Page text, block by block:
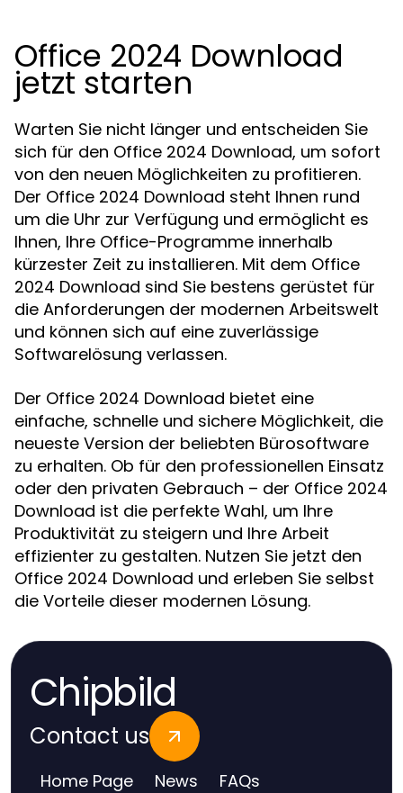
Office 2024 Download
jetzt starten
Warten Sie nicht länger und entscheiden Sie
sich für den Office 2024 Download, um sofort
von den neuen Möglichkeiten zu profitieren.
Der Office 2024 Download steht Ihnen rund
um die Uhr zur Verfügung und ermöglicht es
Ihnen, Ihre Office-Programme innerhalb
kürzester Zeit zu installieren. Mit dem Office
2024 Download sind Sie bestens gerüstet für
die Anforderungen der modernen Arbeitswelt
und können sich auf eine zuverlässige
Softwarelösung verlassen.
Der Office 2024 Download bietet eine
einfache, schnelle und sichere Möglichkeit, die
neueste Version der beliebten Bürosoftware
zu erhalten. Ob für den professionellen Einsatz
oder den privaten Gebrauch – der Office 2024
Download ist die perfekte Wahl, um Ihre
Produktivität zu steigern und Ihre Arbeit
effizienter zu gestalten. Nutzen Sie jetzt den
Office 2024 Download und erleben Sie selbst
die Vorteile dieser modernen Lösung.
Chipbild
Contact us
Home Page News FAQs